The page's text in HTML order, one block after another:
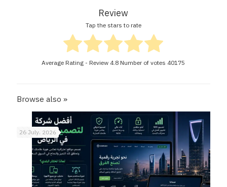
Review
Tap the stars to rate
Average Rating - Review 4.8 Number of votes 40175
Browse also »
26 July، 2026